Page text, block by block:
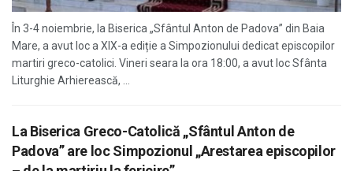
În 3-4 noiembrie, la Biserica „Sfântul Anton de Padova” din Baia
Mare, a avut loc a XIX-a ediție a Simpozionului dedicat episcopilor
martiri greco-catolici. Vineri seara la ora 18:00, a avut loc Sfânta
Liturghie Arhierească, ...
La Biserica Greco-Catolică „Sfântul Anton de
Padova” are loc Simpozionul „Arestarea episcopilor